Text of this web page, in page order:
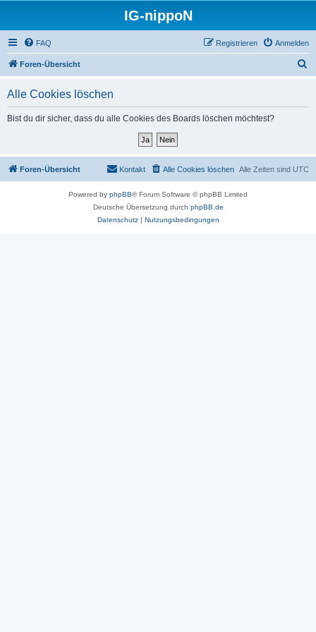
IG-nippoN
FAQ Anmelden
Registrieren
Foren-Übersicht
Alle Cookies löschen
Bist du dir sicher, dass du alle Cookies des Boards löschen möchtest?
Foren-Übersicht Alle Zeiten sind UTC
Alle Cookies löschen
Kontakt
Powered by phpBB® Forum Software © phpBB Limited
Deutsche Übersetzung durch phpBB.de
Datenschutz| Nutzungsbedingungen